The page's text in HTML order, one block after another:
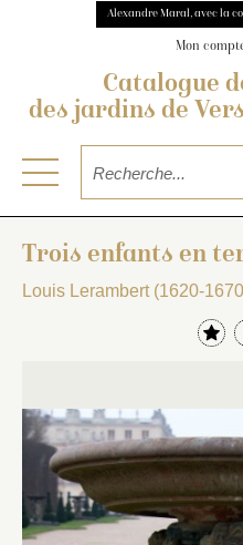
Alexandre Maral, avec la
Mon
Catalogue
des jardins de
Trois enfants en
Louis Lerambert (1620-